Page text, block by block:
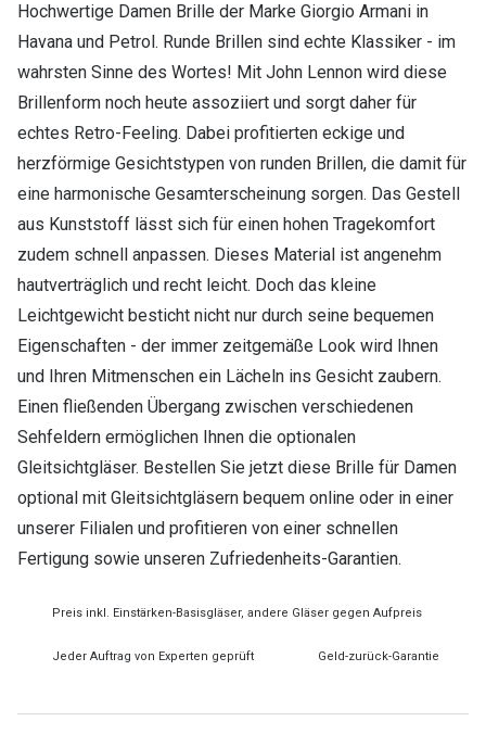
Zubehör
Brillenbügel
Brillenetuis
Brillenkettchen
Hochwertige Damen Brille der Marke Giorgio Armani in
Havana und Petrol. Runde Brillen sind echte Klassiker - im
wahrsten Sinne des Wortes! Mit John Lennon wird diese
Brillenform noch heute assoziiert und sorgt daher für
echtes Retro-Feeling. Dabei profitierten eckige und
herzförmige Gesichtstypen von runden Brillen, die damit für
eine harmonische Gesamterscheinung sorgen. Das Gestell
aus Kunststoff lässt sich für einen hohen Tragekomfort
zudem schnell anpassen. Dieses Material ist angenehm
hautverträglich und recht leicht. Doch das kleine
Leichtgewicht besticht nicht nur durch seine bequemen
Eigenschaften - der immer zeitgemäße Look wird Ihnen
und Ihren Mitmenschen ein Lächeln ins Gesicht zaubern.
Einen fließenden Übergang zwischen verschiedenen
Sehfeldern ermöglichen Ihnen die optionalen
Gleitsichtgläser. Bestellen Sie jetzt diese Brille für Damen
optional mit Gleitsichtgläsern bequem online oder in einer
unserer Filialen und profitieren von einer schnellen
Fertigung sowie unseren Zufriedenheits-Garantien.
Preis inkl. Einstärken-Basisgläser, andere Gläser gegen Aufpreis
Jeder Auftrag von Experten geprüft Geld-zurück-Garantie